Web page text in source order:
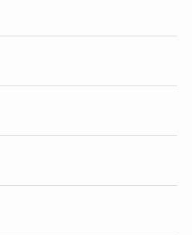
arquitectónicos.
profesional.